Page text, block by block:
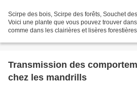
Scirpe des bois, Scirpe des forêts, Souchet des forêts (Scirpus
Voici une plante que vous pouvez trouver
comme dans les clairières et lisères
Transmission des
chez les mandrills